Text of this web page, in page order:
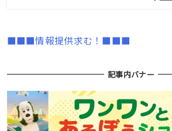
■■■情報提供求む！■■■
記事内バナー